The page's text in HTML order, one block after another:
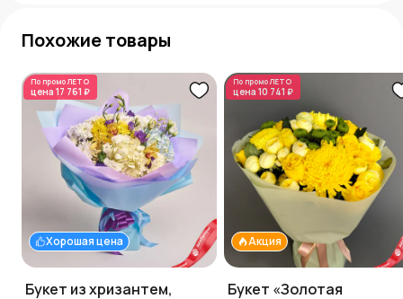
Похожие товары
По промоЛЕТО
цена 17 761 ₽
Хорошая цена
Букет из хризантем,
По промоЛЕТО
цена 10 741 ₽
Акция
Букет «Золотая